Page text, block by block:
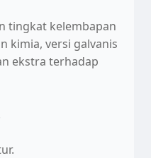
tingkat kelembapan
kimia, versi galvanis
ekstra terhadap